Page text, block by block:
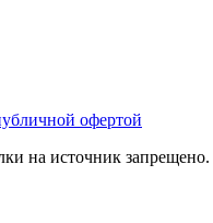
офертой
на источник запрещено.